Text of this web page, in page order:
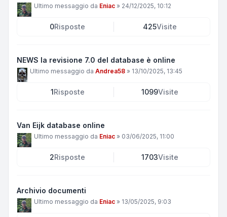
Ultimo messaggio da Eniac » 24/12/2025, 10:12
0Risposte 425Visite
NEWS la revisione 7.0 del database è online
Ultimo messaggio da Andrea58 » 13/10/2025, 13:45
1Risposte 1099Visite
Van Eijk database online
Ultimo messaggio da Eniac » 03/06/2025, 11:00
2Risposte 1703Visite
Archivio documenti
Ultimo messaggio da Eniac » 13/05/2025, 9:03